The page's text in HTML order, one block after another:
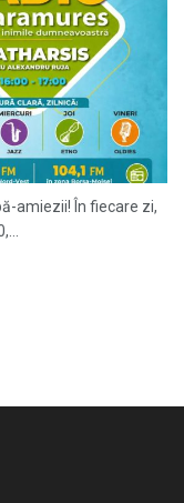
amiezii! În fiecare zi,